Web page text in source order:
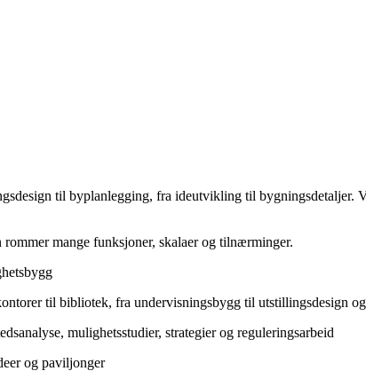
til byplanlegging, fra ideutvikling til
mange funksjoner, skalaer og tilnærminger.
til bibliotek, fra undervisningsbygg til utstillingsdesign
mulighetsstudier, strategier og reguleringsarbeid
og paviljonger